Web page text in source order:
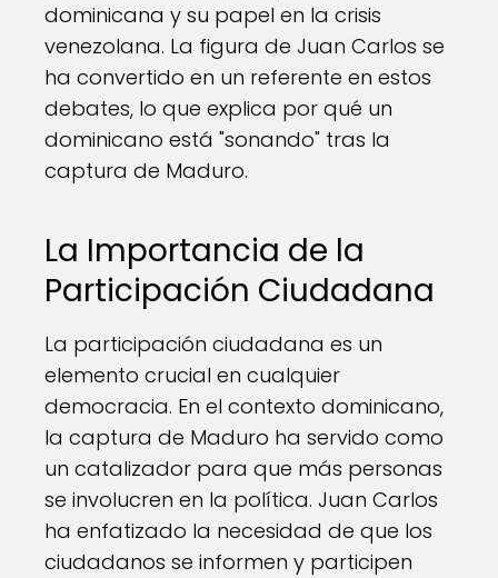
dominicana y su papel en la crisis
venezolana. La figura de Juan Carlos se
ha convertido en un referente en estos
debates, lo que explica por qué un
dominicano está "sonando" tras la
captura de Maduro.
La Importancia de la
Participación Ciudadana
La participación ciudadana es un
elemento crucial en cualquier
democracia. En el contexto dominicano,
la captura de Maduro ha servido como
un catalizador para que más personas
se involucren en la política. Juan Carlos
ha enfatizado la necesidad de que los
ciudadanos se informen y participen